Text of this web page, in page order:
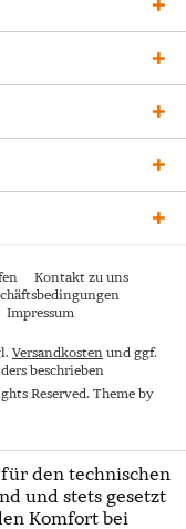
Kontakt zu uns
Impressum
Versandkosten und ggf.
beschrieben
Reserved. Theme by
den technischen
und stets gesetzt
Komfort bei